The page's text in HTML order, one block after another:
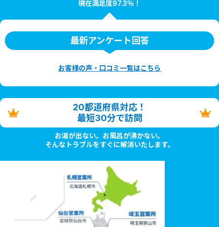
現在満足度97.3％！
最新アンケート回答
お客様の声・口コミ一覧はこちら
20都道府県対応！
最短30分で訪問
お湯が出ない。お風呂が沸かない。
そんなトラブルをすぐに解消いたします。